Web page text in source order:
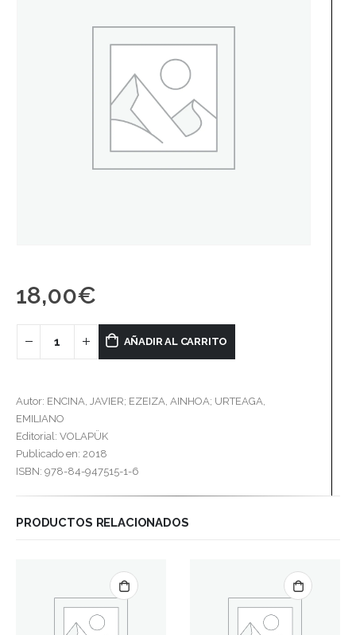
18,00€
AÑADIR AL CARRITO
Autor: ENCINA, JAVIER; EZEIZA, AINHOA; URTEAGA,
EMILIANO
Editorial: VOLAPÜK
Publicado en: 2018
ISBN: 978-84-947515-1-6
PRODUCTOS RELACIONADOS